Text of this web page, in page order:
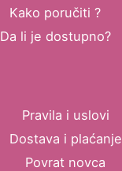
Kako poručiti ?
Da li je dostupno?
Pravila i uslovi
Dostava i plaćanje
Povrat novca